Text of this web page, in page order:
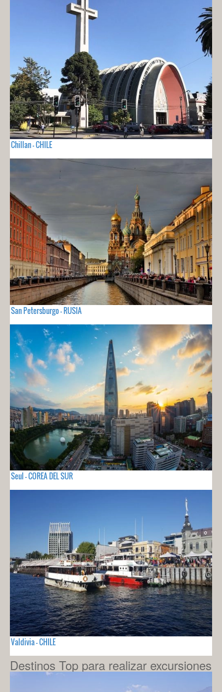
Chillan - CHILE
San Petersburgo - RUSIA
Seul - COREA DEL SUR
Valdivia - CHILE
Destinos Top para realizar excursiones